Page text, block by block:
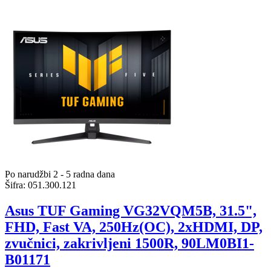
Po narudžbi 2 - 5 radna dana
Šifra: 051.300.121
Asus TUF Gaming VG32VQM5B, 31.5",
FHD, Fast VA, 250Hz(OC), 2xHDMI, DP,
zvučnici, zakrivljeni 1500R, 90LM0BI1-
B01171